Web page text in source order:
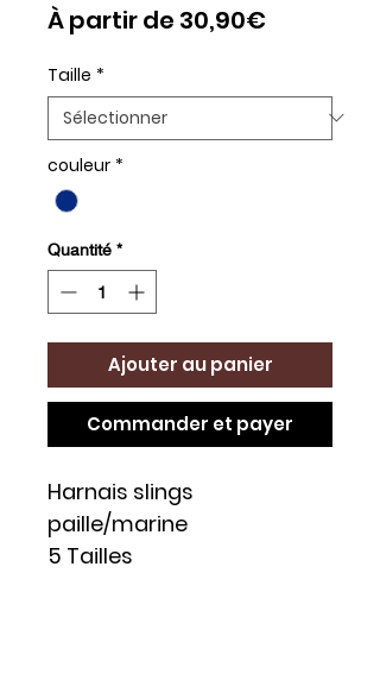
À partir de 30,90€Prix
Taille *
couleur *
Quantité *
Ajouter au panier
Commander et payer
Harnais slings
paille/marine
5 Tailles